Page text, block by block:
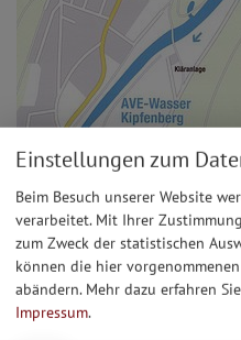
Übersicht König-Wasser
Einstellungen zum
Beim Besuch unserer Website
verarbeitet. Mit Ihrer
zum Zweck der statistischen
können die hier
abändern. Mehr dazu erfahren
Impressum.